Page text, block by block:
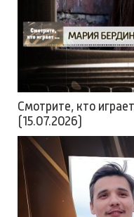
Смотрите, кто
(15.07.2026)